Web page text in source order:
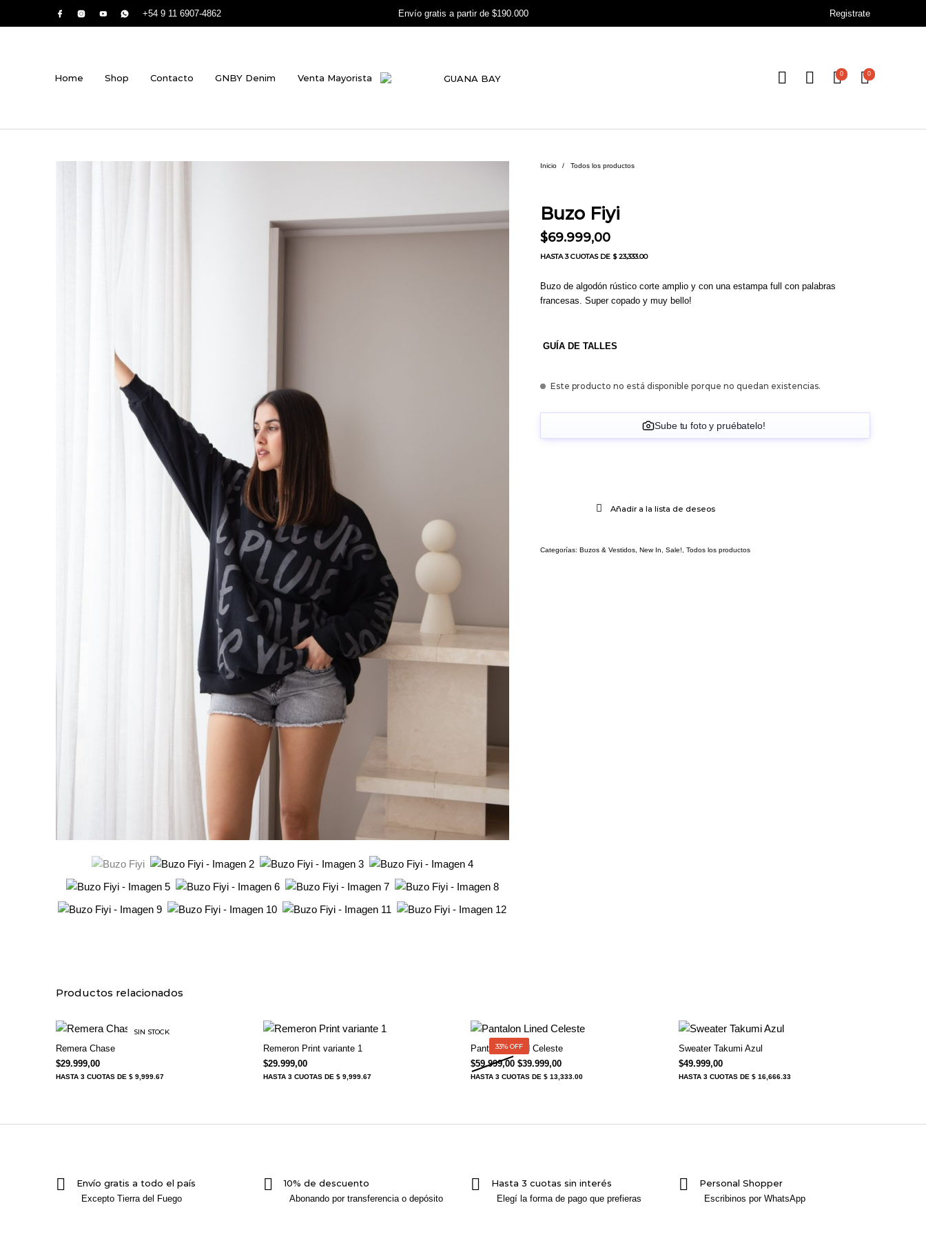
+54 9 11 6907-4862 Envío gratis a partir de $190.000 Registrate
Home Shop Contacto GNBY Denim Venta Mayorista 0 0
Inicio / Todos los productos
Buzo Fiyi
$69.999,00
HASTA3 CUOTASDE $ 23,333.00
Buzo de algodón rústico corte amplio y con una estampa full con palabras
francesas. Super copado y muy bello!
GUÍA DE TALLES
Este producto no está disponible porque no quedan existencias.
Sube tu foto y pruébatelo!
Añadir a la lista de deseos
Categorías: Buzos & Vestidos, New In Sale! Todos los productos
Productos relacionados
SIN STOCK
Remera Chase
$29.999,00
HASTA 3 CUOTASDE $ 9,999.67
Remeron Print variante 1
$29.999,00
HASTA 3 CUOTAS DE $ 9,999.67
33% OFF
Pantalon Lined Celeste
$59.999,00 El precio original era: $59.999,00.
$39.999,00El precio actual es: $39.999,00.
HASTA3 CUOTAS DE $ 13,333.00
Sweater Takumi Azul
$49.999,00
HASTA 3 CUOTASDE $ 16,666.33
Envío gratis a todo el país
Excepto Tierra del Fuego
10% de descuento
Abonando por transferencia o depósito
Hasta 3 cuotas sin interés
Elegí la forma de pago que prefieras
Personal Shopper
Escribinos por WhatsApp